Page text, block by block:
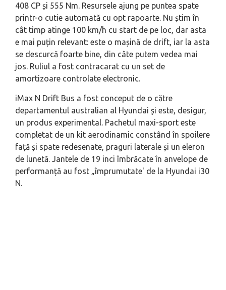
408 CP și 555 Nm. Resursele ajung pe puntea spate
printr-o cutie automată cu opt rapoarte. Nu știm în
cât timp atinge 100 km/h cu start de pe loc, dar asta
e mai puțin relevant: este o mașină de drift, iar la asta
se descurcă foarte bine, din câte putem vedea mai
jos. Ruliul a fost contracarat cu un set de
amortizoare controlate electronic.
iMax N Drift Bus a fost conceput de o către
departamentul australian al Hyundai și este, desigur,
un produs experimental. Pachetul maxi-sport este
completat de un kit aerodinamic constând în spoilere
față și spate redesenate, praguri laterale și un eleron
de lunetă. Jantele de 19 inci îmbrăcate în anvelope de
performanță au fost „împrumutate' de la Hyundai i30
N.